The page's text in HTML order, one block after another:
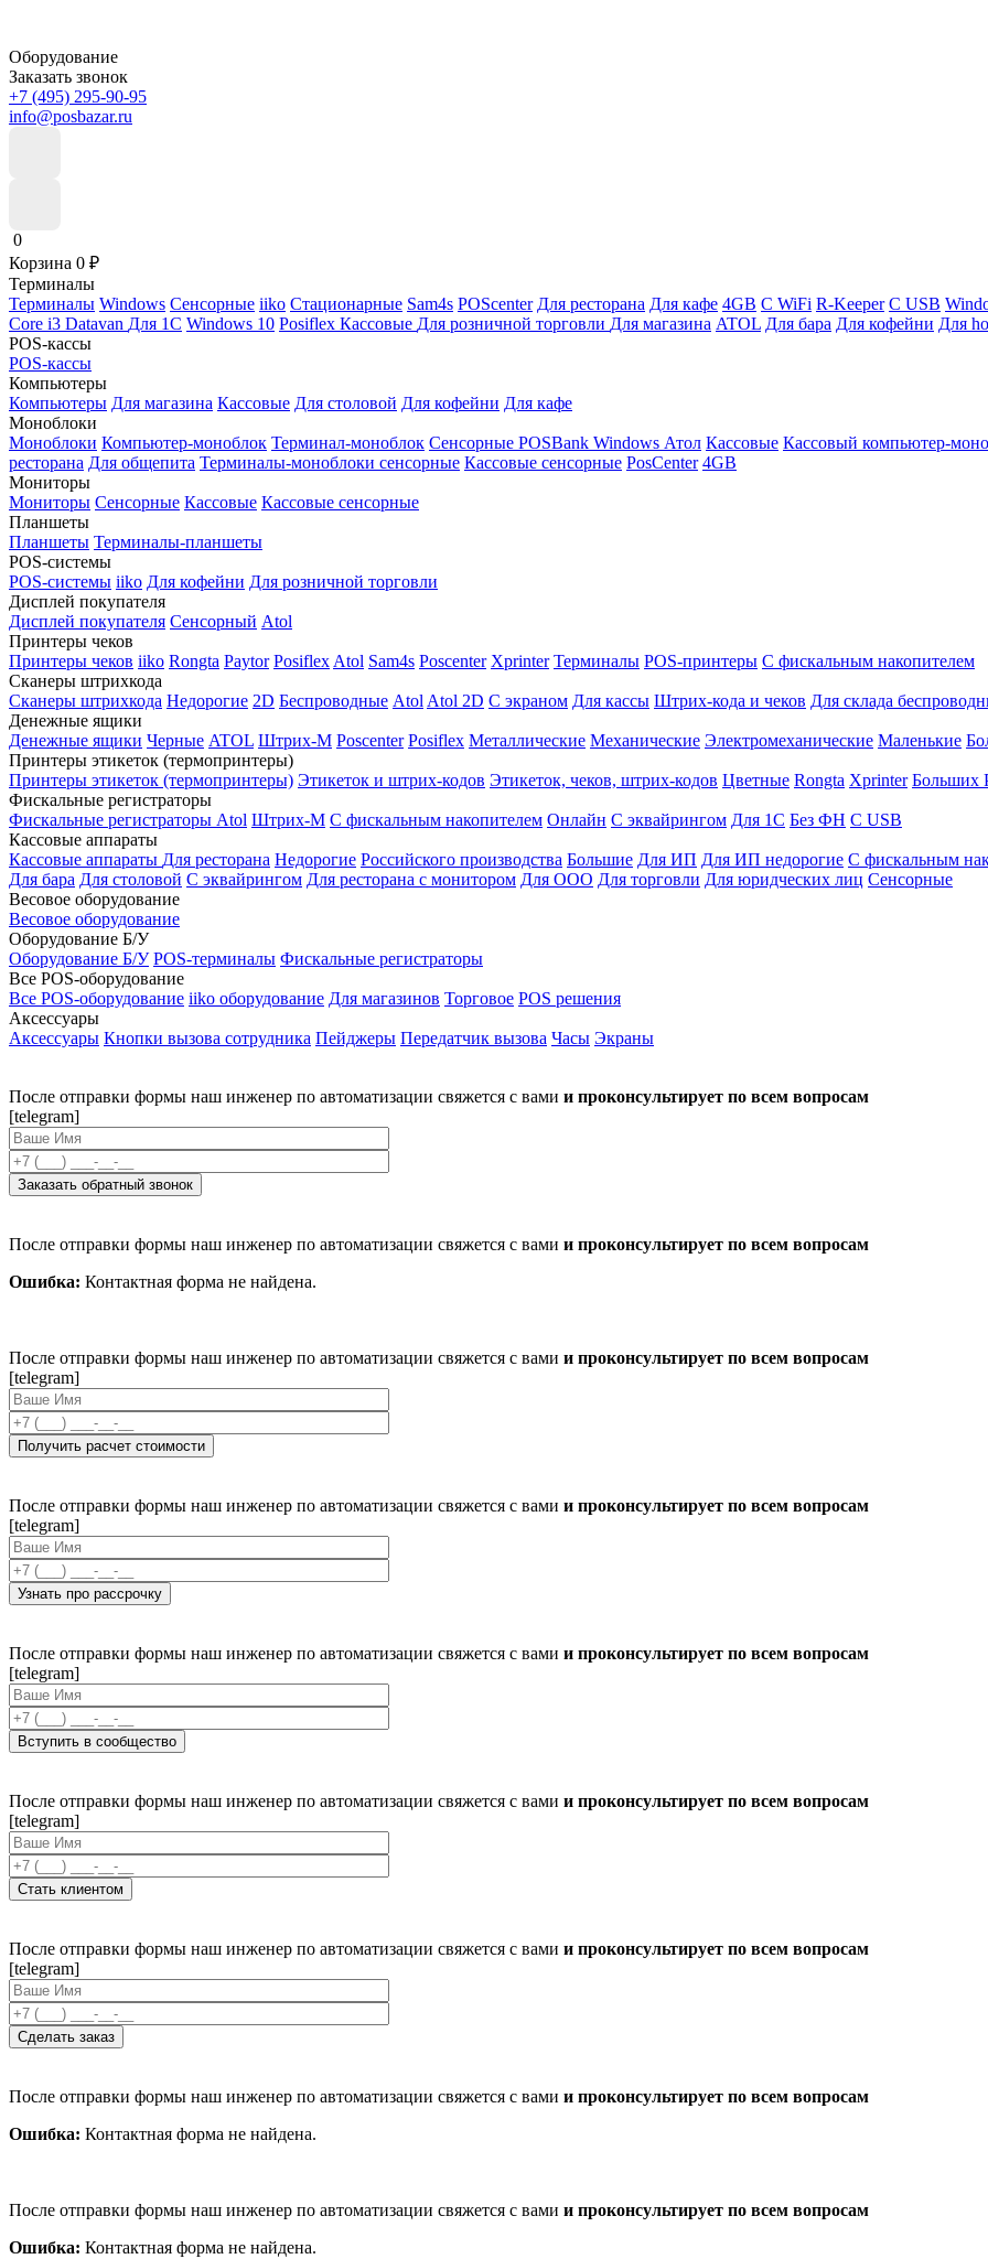
Оборудование
Заказать звонок
+7 (495) 295-90-95
info@posbazar.ru
0
Корзина 0 ₽
Терминалы
Терминалы Windows Сенсорные iiko Стационарные Sam4s POScenter Для ресторана Для кафе 4GB С WiFi R-Keeper С USB
Core i3 Datavan Для 1С Windows 10 Posiflex Кассовые Для розничной торговли Для магазина ATOL Для бара Для кофейни Для
POS-кассы
POS-кассы
Компьютеры
Компьютеры Для магазина Кассовые Для столовой Для кофейни Для кафе
Моноблоки
Моноблоки Компьютер-моноблок Терминал-моноблок Сенсорные POSBank Windows Атол Кассовые Кассовый компьютер-
ресторана Для общепита Терминалы-моноблоки сенсорные Кассовые сенсорные PosCenter 4GB
Мониторы
Мониторы Сенсорные Кассовые Кассовые сенсорные
Планшеты
Планшеты Терминалы-планшеты
POS-системы
POS-системы iiko Для кофейни Для розничной торговли
Дисплей покупателя
Дисплей покупателя Сенсорный Atol
Принтеры чеков
Принтеры чеков iiko Rongta Paytor Posiflex Atol Sam4s Poscenter Xprinter Терминалы POS-принтеры С фискальным накопителем
Сканеры штрихкода
Сканеры штрихкода Недорогие 2D Беспроводные Atol Atol 2D С экраном Для кассы Штрих-кода и чеков Для склада
Денежные ящики
Денежные ящики Черные ATOL Штрих-М Poscenter Posiflex Металлические Механические Электромеханические Маленькие
Принтеры этикеток (термопринтеры)
Принтеры этикеток (термопринтеры) Этикеток и штрих-кодов Этикеток, чеков, штрих-кодов Цветные Rongta Xprinter Больших
Фискальные регистраторы
Фискальные регистраторы Atol Штрих-М С фискальным накопителем Онлайн С эквайрингом Для 1С Без ФН С USB
Кассовые аппараты
Кассовые аппараты Для ресторана Недорогие Российского производства Большие Для ИП Для ИП недорогие С фискальным
Для бара Для столовой С эквайрингом Для ресторана с монитором Для ООО Для торговли Для юридческих лиц Сенсорные
Весовое оборудование
Весовое оборудование
Оборудование Б/У
Оборудование Б/У POS-терминалы Фискальные регистраторы
Все POS-оборудование
Все POS-оборудование iiko оборудование Для магазинов Торговое POS решения
Аксессуары
Аксессуары Кнопки вызова сотрудника Пейджеры Передатчик вызова Часы Экраны
После отправки формы наш инженер по автоматизации свяжется с вами и проконсультирует по всем вопросам
[telegram]
После отправки формы наш инженер по автоматизации свяжется с вами и проконсультирует по всем вопросам
Ошибка: Контактная форма не найдена.
После отправки формы наш инженер по автоматизации свяжется с вами и проконсультирует по всем вопросам
[telegram]
После отправки формы наш инженер по автоматизации свяжется с вами и проконсультирует по всем вопросам
[telegram]
После отправки формы наш инженер по автоматизации свяжется с вами и проконсультирует по всем вопросам
[telegram]
После отправки формы наш инженер по автоматизации свяжется с вами и проконсультирует по всем вопросам
[telegram]
После отправки формы наш инженер по автоматизации свяжется с вами и проконсультирует по всем вопросам
[telegram]
После отправки формы наш инженер по автоматизации свяжется с вами и проконсультирует по всем вопросам
Ошибка: Контактная форма не найдена.
После отправки формы наш инженер по автоматизации свяжется с вами и проконсультирует по всем вопросам
Ошибка: Контактная форма не найдена.